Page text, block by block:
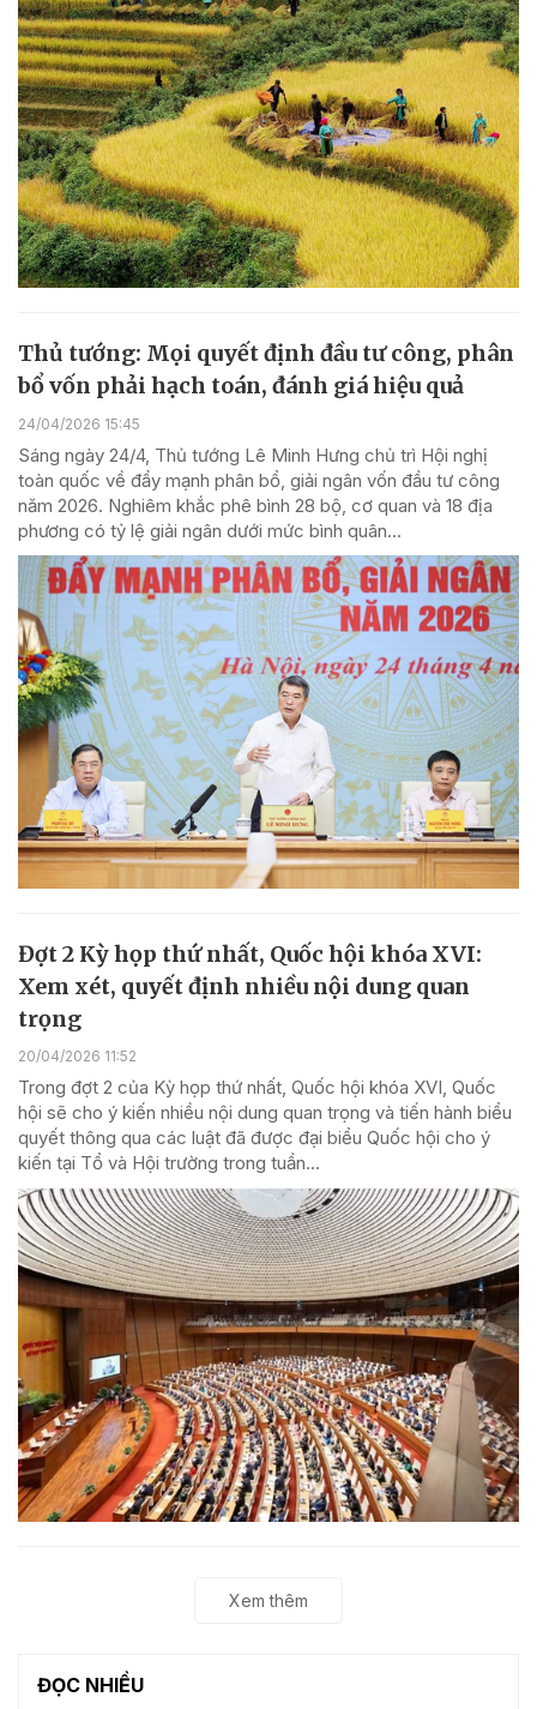
Thủ tướng: Mọi quyết định đầu tư công, phân
bổ vốn phải hạch toán, đánh giá hiệu quả
24/04/2026 15:45
Sáng ngày 24/4, Thủ tướng Lê Minh Hưng chủ trì Hội nghị
toàn quốc về đẩy mạnh phân bổ, giải ngân vốn đầu tư công
năm 2026. Nghiêm khắc phê bình 28 bộ, cơ quan và 18 địa
phương có tỷ lệ giải ngân dưới mức bình quân...
Đợt 2 Kỳ họp thứ nhất, Quốc hội khóa XVI:
Xem xét, quyết định nhiều nội dung quan
trọng
20/04/2026 11:52
Trong đợt 2 của Kỳ họp thứ nhất, Quốc hội khóa XVI, Quốc
hội sẽ cho ý kiến nhiều nội dung quan trọng và tiến hành biểu
quyết thông qua các luật đã được đại biểu Quốc hội cho ý
kiến tại Tổ và Hội trường trong tuần...
Xem thêm
ĐỌC NHIỀU